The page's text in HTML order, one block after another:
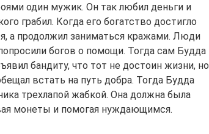
один мужик. Он так любил деньги и
грабил. Когда его богатство достигло
а продолжил заниматься кражами. Люди
богов о помощи. Тогда сам Будда
бандиту, что тот не достоин жизни, но
встать на путь добра. Тогда Будда
трехлапой жабкой. Она должна была
монеты и помогая нуждающимся.